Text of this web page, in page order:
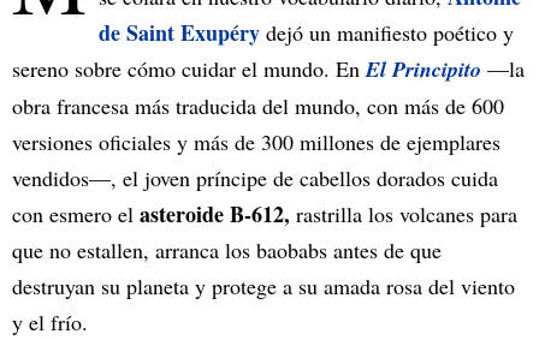
de Saint Exupéry dejó un manifiesto poético y
sereno sobre cómo cuidar el mundo. EnEl Principito —la
obra francesa más traducida del mundo, con más de 600
versiones oficiales y más de 300 millones de ejemplares
vendidos—, el joven príncipe de cabellos dorados cuida
con esmero el asteroide B-612, rastrilla los volcanes para
que no estallen, arranca los baobabs antes de que
destruyan su planeta y protege a su amada rosa del viento
y el frío.